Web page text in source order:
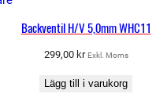
Backventil H/V 5,0mm WHC11
299,00 kr Exkl. Moms
Lägg till i varukorg